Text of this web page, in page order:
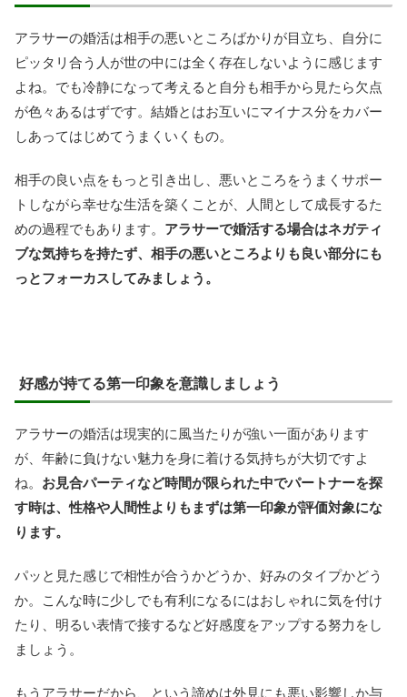
アラサーの婚活は相手の悪いところばかりが目立ち、自分に
ピッタリ合う人が世の中には全く存在しないように感じます
よね。でも冷静になって考えると自分も相手から見たら欠点
が色々あるはずです。結婚とはお互いにマイナス分をカバー
しあってはじめてうまくいくもの。
相手の良い点をもっと引き出し、悪いところをうまくサポー
トしながら幸せな生活を築くことが、人間として成長するた
めの過程でもあります。 アラサーで婚活する場合はネガティ
ブな気持ちを持たず、相手の悪いところよりも良い部分にも
っとフォーカスしてみましょう。
好感が持てる第一印象を意識しましょう
アラサーの婚活は現実的に風当たりが強い一面があります
が、年齢に負けない魅力を身に着ける気持ちが大切ですよ
ね。 お見合パーティなど時間が限られた中でパートナーを探
す時は、性格や人間性よりもまずは第一印象が評価対象にな
ります。
パッと見た感じで相性が合うかどうか、好みのタイプかどう
か。こんな時に少しでも有利になるにはおしゃれに気を付け
たり、明るい表情で接するなど好感度をアップする努力をし
ましょう。
もうアラサーだから、という諦めは外見にも悪い影響しか与